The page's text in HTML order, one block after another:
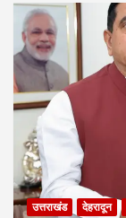
उत्तराखंड देहरादून